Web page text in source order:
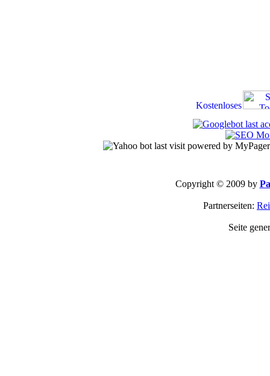
Copyright © 2009 by
Partnerseiten:
Seite